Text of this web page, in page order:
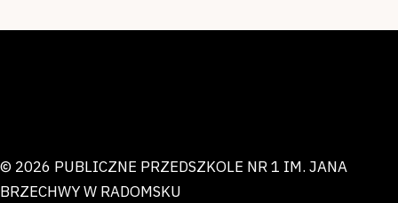
© 2026 PUBLICZNE PRZEDSZKOLE NR 1 IM. JANA
BRZECHWY W RADOMSKU